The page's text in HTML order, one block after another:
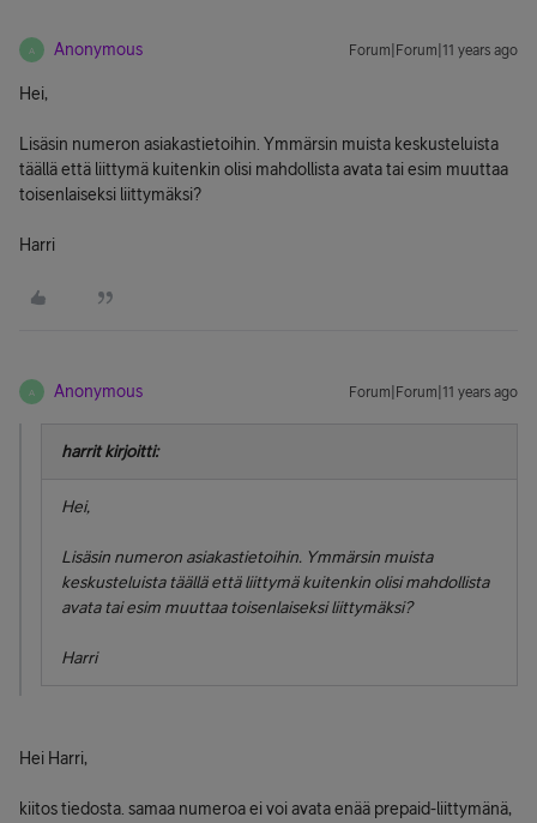
A Anonymous Forum|Forum|11 years ago
Hei,
Lisäsin numeron asiakastietoihin. Ymmärsin muista keskusteluista
täällä että liittymä kuitenkin olisi mahdollista avata tai esim muuttaa
toisenlaiseksi liittymäksi?
Harri
A Anonymous Forum|Forum|11 years ago
harrit kirjoitti:
Hei,
Lisäsin numeron asiakastietoihin. Ymmärsin muista
keskusteluista täällä että liittymä kuitenkin olisi mahdollista
avata tai esim muuttaa toisenlaiseksi liittymäksi?
Harri
Hei Harri,
kiitos tiedosta. samaa numeroa ei voi avata enää prepaid-liittymänä,